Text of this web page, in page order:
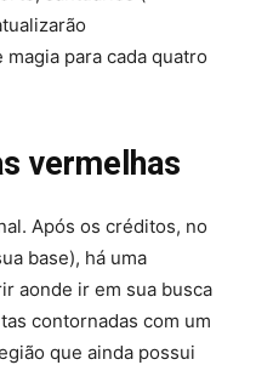
para cada quatro
vermelhas
Após os créditos, no
base), há uma
aonde ir em sua busca
contornadas com um
que ainda possui